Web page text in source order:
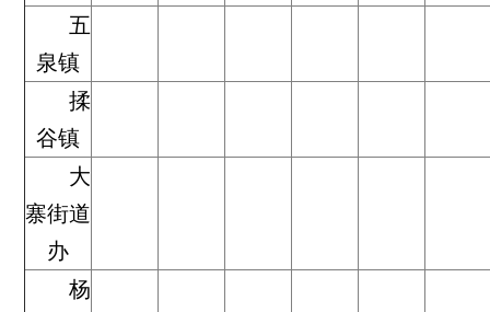
五
泉镇
揉
谷镇
大
寨街道
办
杨